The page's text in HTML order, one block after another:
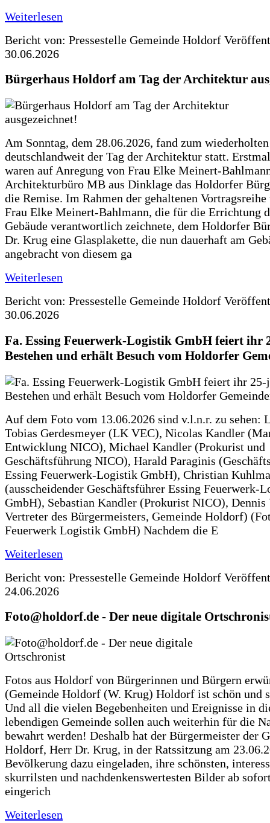
Weiterlesen
Bericht von: Pressestelle Gemeinde Holdorf
30.06.2026
Bürgerhaus Holdorf am Tag der Architektur
Am Sonntag, dem 28.06.2026, fand zum
deutschlandweit der Tag der Architektur statt.
waren auf Anregung von Frau Elke Meinert-
Architekturbüro MB aus Dinklage das Holdorfer
die Remise. Im Rahmen der gehaltenen
Frau Elke Meinert-Bahlmann, die für die Errichtung
Gebäude verantwortlich zeichnete, dem Holdorfer
Dr. Krug eine Glasplakette, die nun dauerhaft am
angebracht von diesem ga
Weiterlesen
Bericht von: Pressestelle Gemeinde Holdorf
30.06.2026
Fa. Essing Feuerwerk-Logistik GmbH feiert ihr
Bestehen und erhält Besuch vom Holdorfer
Auf dem Foto vom 13.06.2026 sind v.l.n.r. zu sehen:
Tobias Gerdesmeyer (LK VEC), Nicolas Kandler
Entwicklung NICO), Michael Kandler (Prokurist und
Geschäftsführung NICO), Harald Paraginis
Essing Feuerwerk-Logistik GmbH), Christian
(ausscheidender Geschäftsführer Essing Feuerwerk-
GmbH), Sebastian Kandler (Prokurist NICO),
Vertreter des Bürgermeisters, Gemeinde Holdorf)
Feuerwerk Logistik GmbH) Nachdem die E
Weiterlesen
Bericht von: Pressestelle Gemeinde Holdorf
24.06.2026
Foto@holdorf.de - Der neue digitale
Fotos aus Holdorf von Bürgerinnen und Bürgern
(Gemeinde Holdorf (W. Krug) Holdorf ist schön und
Und all die vielen Begebenheiten und Ereignisse in
lebendigen Gemeinde sollen auch weiterhin für die
bewahrt werden! Deshalb hat der Bürgermeister der
Holdorf, Herr Dr. Krug, in der Ratssitzung am
Bevölkerung dazu eingeladen, ihre schönsten,
skurrilsten und nachdenkenswertesten Bilder ab
eingerich
Weiterlesen